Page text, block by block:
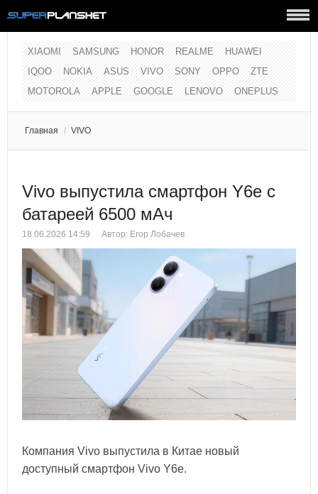
XIAOMI SAMSUNG HONOR REALME
HUAWEI
IQOO
NOKIA ASUS VIVO SONY OPPO
ZTE
MOTOROLA
APPLE GOOGLE LENOVO ONEPLUS
Главная / VIVO
Vivo выпустила смартфон Y6e с
батареей 6500 мАч
18.06.2026 14:59 Автор: Егор Лобачев
Компания Vivo выпустила в Китае новый
доступный смартфон Vivo Y6e.